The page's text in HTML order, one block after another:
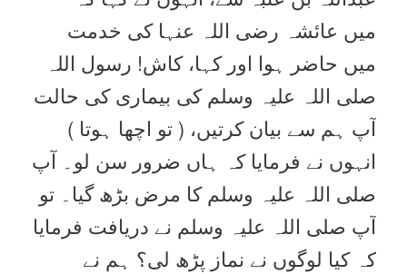
میں عائشہ رضی اللہ عنہا کی خدمت
میں حاضر ہوا اور کہا، کاش! رسول اللہ
صلی اللہ علیہ وسلم کی بیماری کی حالت
آپ ہم سے بیان کرتیں، ( تو اچھا ہوتا )
انہوں نے فرمایا کہ ہاں ضرور سن لو۔ آپ
صلی اللہ علیہ وسلم کا مرض بڑھ گیا۔ تو
آپ صلی اللہ علیہ وسلم نے دریافت فرمایا
کہ کیا لوگوں نے نماز پڑھ لی؟ ہم نے